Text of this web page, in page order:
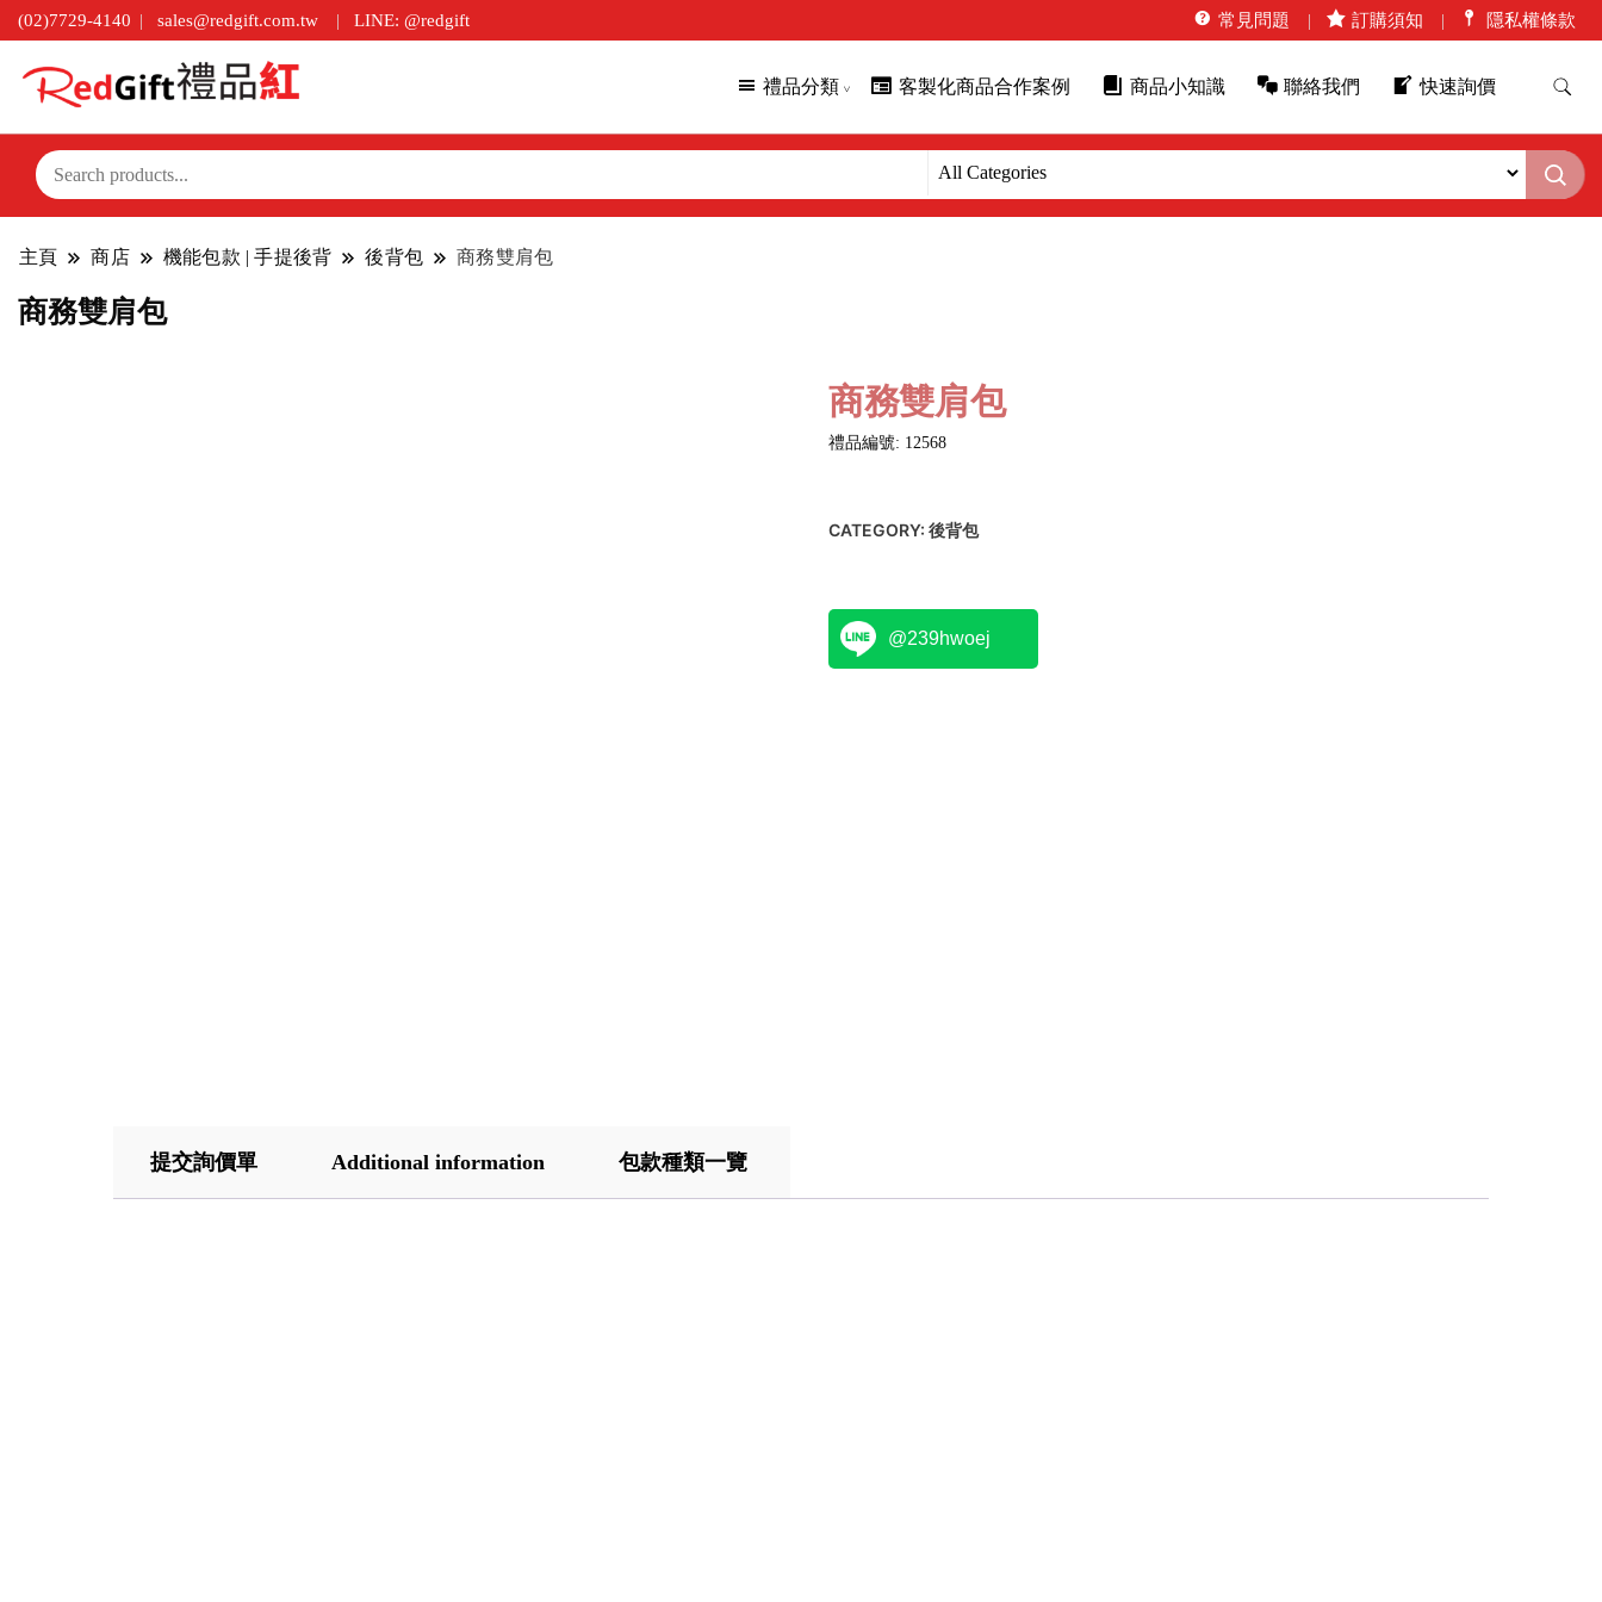
(02)7729-4140 sales@redgift.com.tw LINE: @redgift 常見問題 訂購須知 隱私權條款
禮品分類 客製化商品合作案例 商品小知識 聯絡我們 快速詢價
主頁 商店 機能包款 | 手提後背 後背包 商務雙肩包
商務雙肩包
商務雙肩包
禮品編號: 12568
CATEGORY:後背包
@239hwoej
提交詢價單 Additional information 包款種類一覽